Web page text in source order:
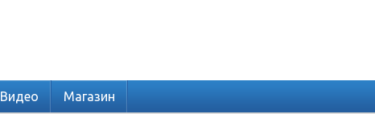
Видео Магазин